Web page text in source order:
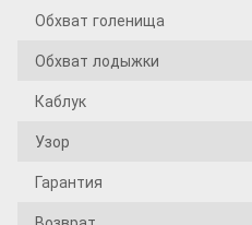
Обхват голенища
Обхват лодыжки
Каблук
Узор
Гарантия